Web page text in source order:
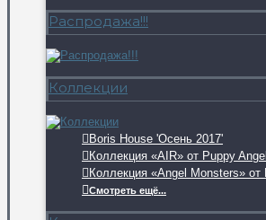
Распродажа!!!
Коллекции
Boris House 'Осень 2017'
Коллекция «AIR» от Puppy Angel
Коллекция «Angel Monsters» от
Смотреть ещё...